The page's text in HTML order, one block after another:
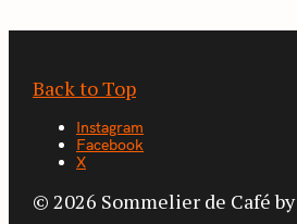
Back to Top
Instagram
Facebook
X
© 2026 Sommelier de Café by